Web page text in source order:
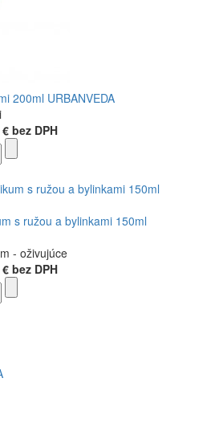
200ml URBANVEDA
bez DPH
s ružou a bylinkami 150ml
- oživujúce
bez DPH